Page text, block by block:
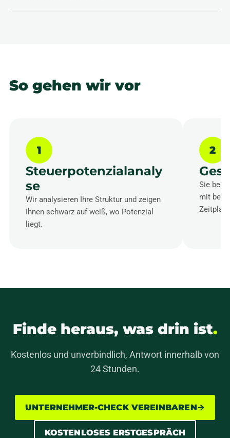
So gehen wir vor
1
Steuerpotenzialanaly
se
Wir analysieren Ihre Struktur und zeigen
Ihnen schwarz auf weiß, wo Potenzial
liegt.
2
Sie
mit
Zeitplan.
Finde heraus, was drin ist.
Kostenlos und unverbindlich, Antwort innerhalb von
24 Stunden.
UNTERNEHMER-CHECK VEREINBAREN→
KOSTENLOSES ERSTGESPRÄCH